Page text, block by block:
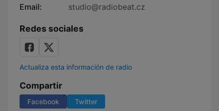
Email:
studio@radiobeat.cz
Redes sociales
Actualiza esta información de radio
Compartir
Facebook Twitter